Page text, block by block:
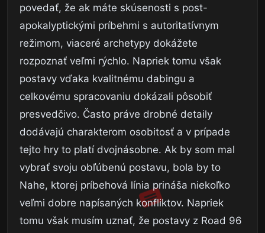
povedať, že ak máte skúsenosti s post-
apokalyptickými príbehmi s autoritatívnym
režimom, viaceré archetypy dokážete
rozpoznať veľmi rýchlo. Napriek tomu však
postavy vďaka kvalitnému dabingu a
celkovému spracovaniu dokázali pôsobiť
presvedčivo. Často práve drobné detaily
dodávajú charakterom osobitosť a v prípade
tejto hry to platí dvojnásobne. Ak by som mal
vybrať svoju obľúbenú postavu, bola by to
Nahe, ktorej príbehová línia prináša niekoľko
veľmi dobre napísaných konfliktov. Napriek
tomu však musím uznať, že postavy z Road 96